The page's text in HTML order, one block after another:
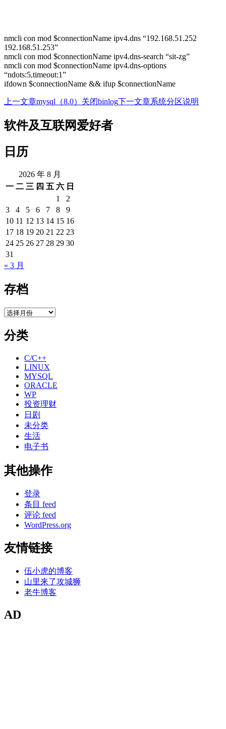
nmcli con mod $connectionName ipv4.dns “192.168.51.252
192.168.51.253”
nmcli con mod $connectionName ipv4.dns-search “sit-zg”
nmcli con mod $connectionName ipv4.dns-options
“ndots:5,timeout:1”
ifdown $connectionName && ifup $connectionName
文
章
航
上一文章mysql（8.0）关闭binlog下一文章系统分区说明
软件及互联网爱好者
日历
2026 年 8 月
一 二 三 四 五 六 日
1
2
3
4 5 6 7 8
9
10 11 12 13 14 15 16
17 18 19 20 21 22 23
24 25 26 27 28 29 30
31
« 3 月
存档
存
分类
C/C++
LINUX
MYSQL
ORACLE
WP
投资理财
日剧
未分类
生活
电子书
其他操作
登录
条目 feed
评论 feed
WordPress.org
友情链接
伍小虎的博客
山里来了攻城狮
老牛博客
AD